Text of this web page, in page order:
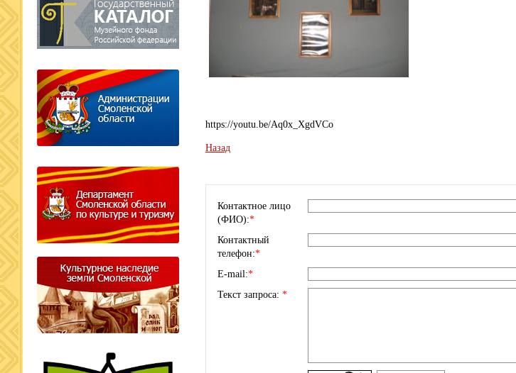
https://youtu.be/Aq0x_XgdVCo
Назад
Контактное лицо
(ФИО):*
Контактный
телефон:*
E-mail:*
Текст запроса: *